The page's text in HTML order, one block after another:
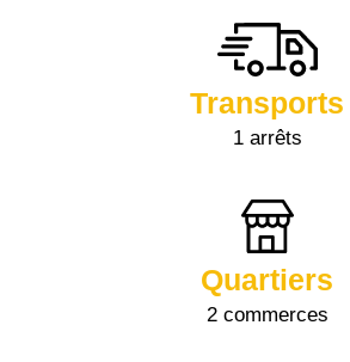
Transports
1 arrêts
Quartiers
2 commerces